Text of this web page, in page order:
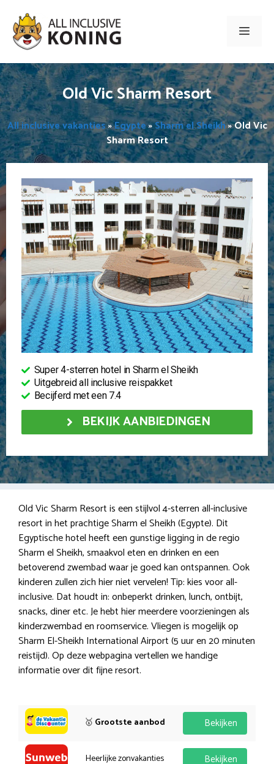
naar
inhoud
Menu
Old Vic Sharm Resort
All inclusive vakanties»Egypte»Sharm el Sheikh»Old Vic
Sharm Resort
Super 4-sterren hotel in Sharm el Sheikh
Uitgebreid all inclusive reispakket
Becijferd met een 7.4
BEKIJK AANBIEDINGEN
Old Vic Sharm Resort is een stijlvol 4-sterren all-inclusive
resort in het prachtige Sharm el Sheikh (Egypte). Dit
Egyptische hotel heeft een gunstige ligging in de regio
Sharm el Sheikh, smaakvol eten en drinken en een
betoverend zwembad waar je goed kan ontspannen. Ook
kinderen zullen zich hier niet vervelen! Tip: kies voor all-
inclusive. Dat houdt in: onbeperkt drinken, lunch, ontbijt,
snacks, diner etc. Je hebt hier meerdere voorzieningen als
kinderzwembad en roomservice. Vliegen is mogelijk op
Sharm El-Sheikh International Airport (5 uur en 20 minuten
reistijd). Op deze webpagina vertellen we handige
informatie over dit fijne resort.
🥇 Grootste aanbod Bekijken
Heerlijke zonvakanties Bekijken